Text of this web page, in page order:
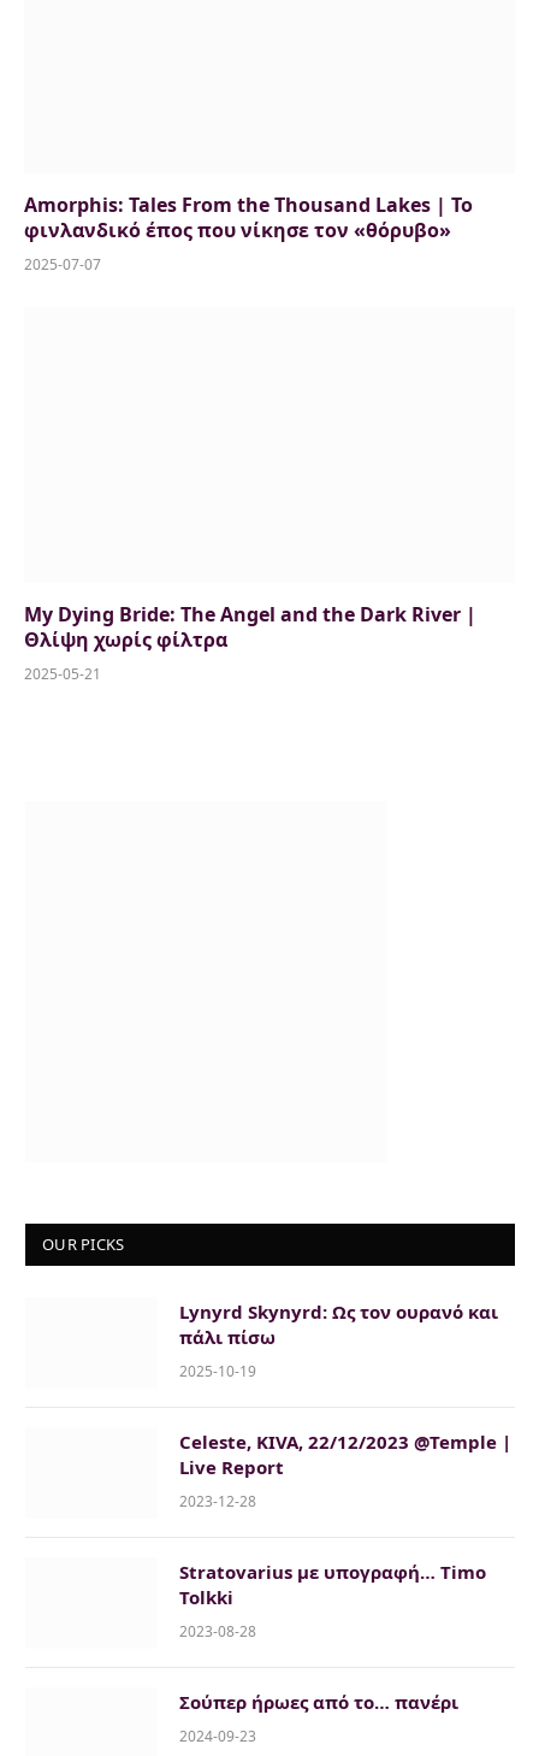
Amorphis: Tales From the Thousand Lakes | Το
φινλανδικό έπος που νίκησε τον «θόρυβο»
2025-07-07
My Dying Bride: The Angel and the Dark River |
Θλίψη χωρίς φίλτρα
2025-05-21
OUR PICKS
Lynyrd Skynyrd: Ως τον ουρανό και
πάλι πίσω
2025-10-19
Celeste, KIVA, 22/12/2023 @Temple |
Live Report
2023-12-28
Stratovarius με υπογραφή… Timo
Tolkki
2023-08-28
Σούπερ ήρωες από το… πανέρι
2024-09-23